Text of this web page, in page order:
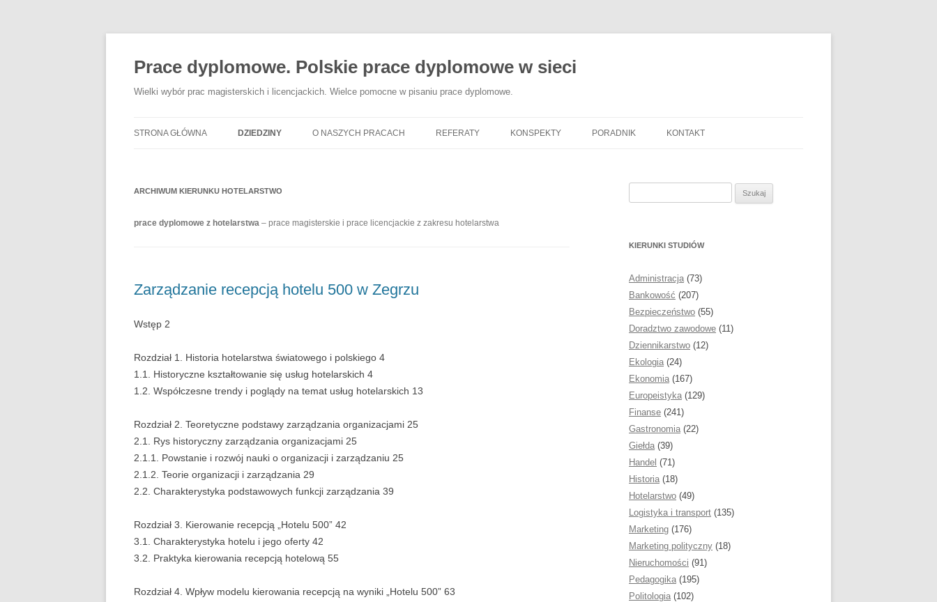
Prace dyplomowe. Polskie prace dyplomowe w sieci
Wielki wybór prac magisterskich i licencjackich. Wielce pomocne w pisaniu prace dyplomowe.
STRONA GŁÓWNA DZIEDZINY
BANKOWOŚĆ
BEZPIECZEŃSTWO
FINANSE
GASTRONOMIA
GIEŁDA
HANDEL
HISTORIA
LOGISTYKA I TRANSPORT
MARKETING
MARKETING POLITYCZNY
O NASZYCH PRACACH REFERATY KONSPEKTY PORADNIK
DYPLOMOWEJ?
BIBLIOGRAFICZNYCH
ZAWARTOŚĆ I ROZMIAR PRACY
DYPLOMOWEJ
ESTETYKA PRACY DYPLOMOWEJ
– WYRÓŻNIENIA, NUMEROWANIE
STRUKTURA AKAPITU W PRACY
DYPLOMOWEJ
STYL PRACY DYPLOMOWEJ
STRONA TYTUŁOWA PRACY
DYPLOMOWEJ
SPIS TREŚCI W PRACY
DYPLOMOWEJ
KONTAKT
ARCHIWUM KIERUNKU HOTELARSTWO
prace dyplomowe z hotelarstwa – prace magisterskie i prace licencjackie z zakresu hotelarstwa
Zarządzanie recepcją hotelu 500 w Zegrzu
Wstęp 2
Rozdział 1. Historia hotelarstwa światowego i polskiego 4
1.1. Historyczne kształtowanie się usług hotelarskich 4
1.2. Współczesne trendy i poglądy na temat usług hotelarskich 13
Rozdział 2. Teoretyczne podstawy zarządzania organizacjami 25
2.1. Rys historyczny zarządzania organizacjami 25
2.1.1. Powstanie i rozwój nauki o organizacji i zarządzaniu 25
2.1.2. Teorie organizacji i zarządzania 29
2.2. Charakterystyka podstawowych funkcji zarządzania 39
Rozdział 3. Kierowanie recepcją „Hotelu 500” 42
3.1. Charakterystyka hotelu i jego oferty 42
3.2. Praktyka kierowania recepcją hotelową 55
Rozdział 4. Wpływ modelu kierowania recepcją na wyniki „Hotelu 500” 63
KIERUNKI STUDIÓW
Administracja (73)
Bankowość (207)
Bezpieczeństwo (55)
Doradztwo zawodowe (11)
Dziennikarstwo (12)
Ekologia (24)
Ekonomia (167)
Europeistyka (129)
Finanse (241)
Gastronomia (22)
Giełda (39)
Handel (71)
Historia (18)
Hotelarstwo (49)
Logistyka i transport (135)
Marketing (176)
Marketing polityczny (18)
Nieruchomości (91)
Pedagogika (195)
Politologia (102)